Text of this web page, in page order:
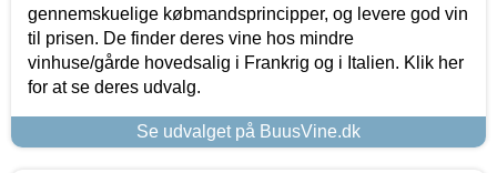
gennemskuelige købmandsprincipper, og levere god vin
til prisen. De finder deres vine hos mindre
vinhuse/gårde hovedsalig i Frankrig og i Italien. Klik her
for at se deres udvalg.
Se udvalget på BuusVine.dk